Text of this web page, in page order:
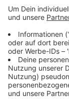
Rund 1.900
Hochschule
im Vergleich
gegangen. Es